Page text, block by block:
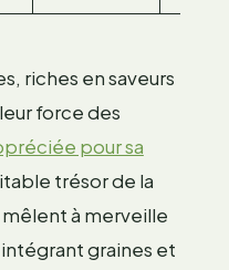
riches en saveurs
force des
pour sa
trésor de la
à merveille
graines et